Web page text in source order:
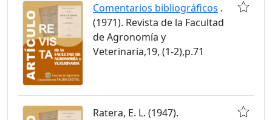
Comentarios bibliográficos .
(1971). Revista de la Facultad
de Agronomía y
Veterinaria,19, (1-2),p.71
Ratera, E. L. (1947).